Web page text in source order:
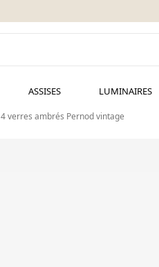
ASSISES LUMINAIRES
4 verres ambrés Pernod vintage